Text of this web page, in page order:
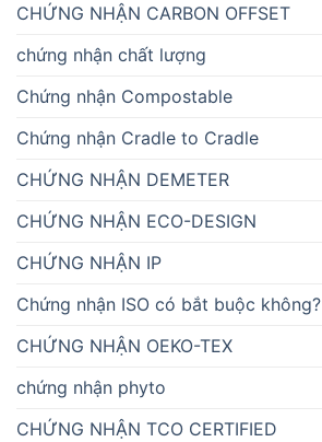
CHỨNG NHẬN CARBON OFFSET
chứng nhận chất lượng
Chứng nhận Compostable
Chứng nhận Cradle to Cradle
CHỨNG NHẬN DEMETER
CHỨNG NHẬN ECO-DESIGN
CHỨNG NHẬN IP
Chứng nhận ISO có bắt buộc không?
CHỨNG NHẬN OEKO-TEX
chứng nhận phyto
CHỨNG NHẬN TCO CERTIFIED